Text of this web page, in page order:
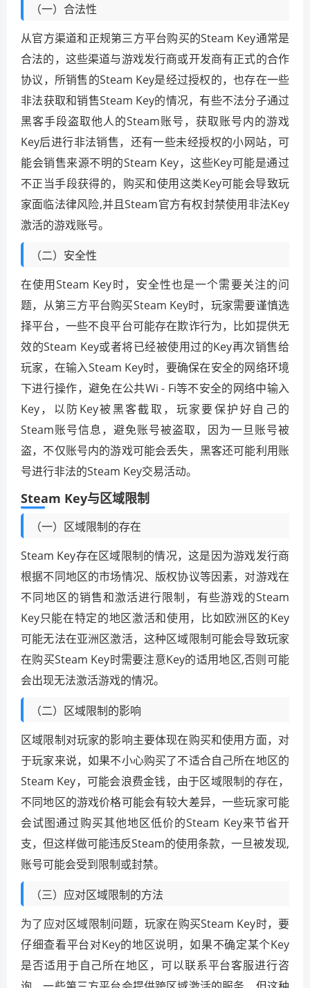
（一）合法性
从官方渠道和正规第三方平台购买的Steam Key通常是
合法的，这些渠道与游戏发行商或开发商有正式的合作
协议，所销售的Steam Key是经过授权的，也存在一些
非法获取和销售Steam Key的情况，有些不法分子通过
黑客手段盗取他人的Steam账号，获取账号内的游戏
Key后进行非法销售，还有一些未经授权的小网站，可
能会销售来源不明的Steam Key，这些Key可能是通过
不正当手段获得的，购买和使用这类Key可能会导致玩
家面临法律风险,并且Steam官方有权封禁使用非法Key
激活的游戏账号。
（二）安全性
在使用Steam Key时，安全性也是一个需要关注的问
题，从第三方平台购买Steam Key时，玩家需要谨慎选
择平台，一些不良平台可能存在欺诈行为，比如提供无
效的Steam Key或者将已经被使用过的Key再次销售给
玩家，在输入Steam Key时，要确保在安全的网络环境
下进行操作，避免在公共Wi - Fi等不安全的网络中输入
Key，以防Key被黑客截取，玩家要保护好自己的
Steam账号信息，避免账号被盗取，因为一旦账号被
盗，不仅账号内的游戏可能会丢失，黑客还可能利用账
号进行非法的Steam Key交易活动。
Steam Key与区域限制
（一）区域限制的存在
Steam Key存在区域限制的情况，这是因为游戏发行商
根据不同地区的市场情况、版权协议等因素，对游戏在
不同地区的销售和激活进行限制，有些游戏的Steam
Key只能在特定的地区激活和使用，比如欧洲区的Key
可能无法在亚洲区激活，这种区域限制可能会导致玩家
在购买Steam Key时需要注意Key的适用地区,否则可能
会出现无法激活游戏的情况。
（二）区域限制的影响
区域限制对玩家的影响主要体现在购买和使用方面，对
于玩家来说，如果不小心购买了不适合自己所在地区的
Steam Key，可能会浪费金钱，由于区域限制的存在，
不同地区的游戏价格可能会有较大差异，一些玩家可能
会试图通过购买其他地区低价的Steam Key来节省开
支，但这样做可能违反Steam的使用条款，一旦被发现,
账号可能会受到限制或封禁。
（三）应对区域限制的方法
为了应对区域限制问题，玩家在购买Steam Key时，要
仔细查看平台对Key的地区说明，如果不确定某个Key
是否适用于自己所在地区，可以联系平台客服进行咨